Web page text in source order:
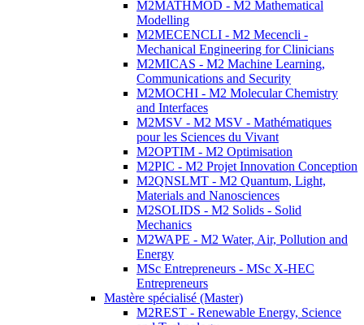
M2MATHMOD - M2 Mathematical
Modelling
M2MECENCLI - M2 Mecencli -
Mechanical Engineering for Clinicians
M2MICAS - M2 Machine Learning,
Communications and Security
M2MOCHI - M2 Molecular Chemistry
and Interfaces
M2MSV - M2 MSV - Mathématiques
pour les Sciences du Vivant
M2OPTIM - M2 Optimisation
M2PIC - M2 Projet Innovation Conception
M2QNSLMT - M2 Quantum, Light,
Materials and Nanosciences
M2SOLIDS - M2 Solids - Solid
Mechanics
M2WAPE - M2 Water, Air, Pollution and
Energy
MSc Entrepreneurs - MSc X-HEC
Entrepreneurs
Mastère spécialisé (Master)
M2REST - Renewable Energy, Science